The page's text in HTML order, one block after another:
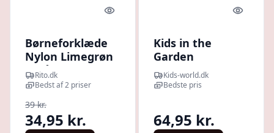
Quick look
Børneforklæde
Nylon Limegrøn
2-5 år
Rito.dk
Bedst af 2 priser
39 kr.
34,95 kr.
Quick
Kids in the
Garden
Børneforklæde -
Grøn
Kids-world.dk
Bedste pris
64,95 kr.